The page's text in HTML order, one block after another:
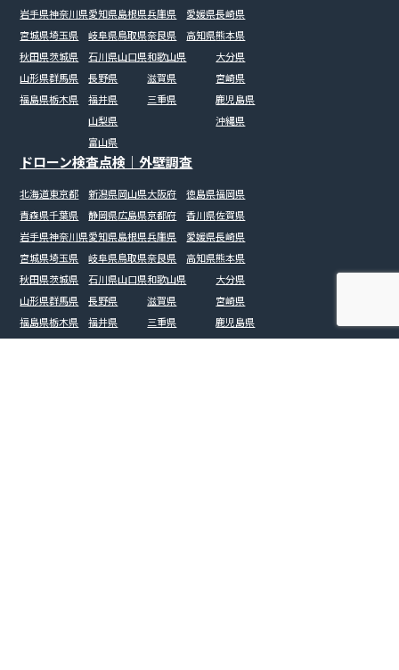
岩手県
宮城県
秋田県
山形県
福島県
神奈川県
埼玉県
茨城県
群馬県
栃木県
愛知県
岐阜県
石川県
長野県
福井県
山梨県
富山県
島根県
鳥取県
山口県
兵庫県
奈良県
和歌山県
滋賀県
三重県
愛媛県
高知県
長崎県
熊本県
大分県
宮崎県
鹿児島県
沖縄県
ドローン検査点検｜外壁調査
北海道
青森県
岩手県
宮城県
秋田県
山形県
福島県
東京都
千葉県
神奈川県
埼玉県
茨城県
群馬県
栃木県
新潟県
静岡県
愛知県
岐阜県
石川県
長野県
福井県
山梨県
岡山県
広島県
島根県
鳥取県
山口県
大阪府
京都府
兵庫県
奈良県
和歌山県
滋賀県
三重県
徳島県
香川県
愛媛県
高知県
福岡県
佐賀県
長崎県
熊本県
大分県
宮崎県
鹿児島県
沖縄県